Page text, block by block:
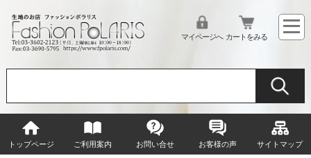
マイページへ カートをみる
トップページ ご利用案内 お問い合せ お客様の声 サイトマップ